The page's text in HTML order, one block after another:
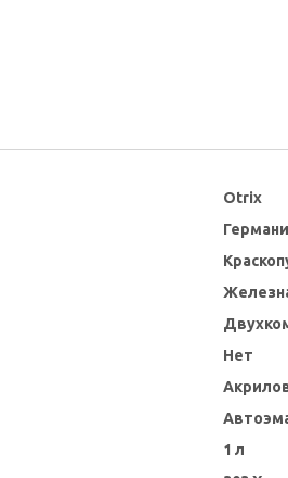
Otrix
Нет
1 л